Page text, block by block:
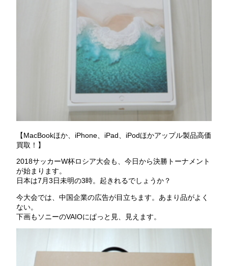
【MacBookほか、iPhone、iPad、iPodほかアップル製品高価
買取！】
2018サッカーW杯ロシア大会も、今日から決勝トーナメント
が始まります。
日本は7月3日未明の3時。起きれるでしょうか？
今大会では、中国企業の広告が目立ちます。あまり品がよく
ない。
下画もソニーのVAIOにぱっと見、見えます。